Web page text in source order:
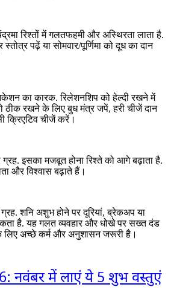
रिश्तों में गलतफहमी और अस्थिरता लाता है.
पढ़ें या सोमवार/पूर्णिमा को दूध का दान
का कारक. रिलेशनशिप को हेल्दी रखने में
ठीक रखने के लिए बुध मंत्र जपें, हरी चीजें दान
क्रिएटिव चीजें करें।
इसका मजबूत होना रिश्ते को आगे बढ़ाता है.
और विश्वास बढ़ाते हैं।
शनि अशुभ होने पर दूरियां, ब्रेकअप या
है. यह गलत व्यवहार और धोखे पर सख्त दंड
लिए अच्छे कर्म और अनुशासन जरूरी है।
नवंबर में लाएं ये 5 शुभ वस्तुएं